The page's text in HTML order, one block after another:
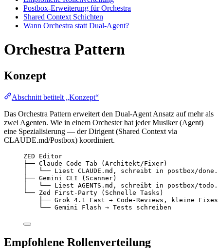
Postbox-Erweiterung für Orchestra
Shared Context Schichten
Wann Orchestra statt Dual-Agent?
Orchestra Pattern
Konzept
Abschnitt betitelt „Konzept“
Das Orchestra Pattern erweitert den Dual-Agent Ansatz auf mehr als
zwei Agenten. Wie in einem Orchester hat jeder Musiker (Agent)
eine Spezialisierung — der Dirigent (Shared Context via
CLAUDE.md/Postbox) koordiniert.
ZED Editor
├── Claude Code Tab (Architekt/Fixer)
│   └── Liest CLAUDE.md, schreibt in postbox/
├── Gemini CLI (Scanner)
│   └── Liest AGENTS.md, schreibt in postbox/
└── Zed First-Party (Schnelle Tasks)
├── Grok 4.1 Fast → Code-Reviews, kleine Fixes
└── Gemini Flash → Tests schreiben
Empfohlene Rollenverteilung